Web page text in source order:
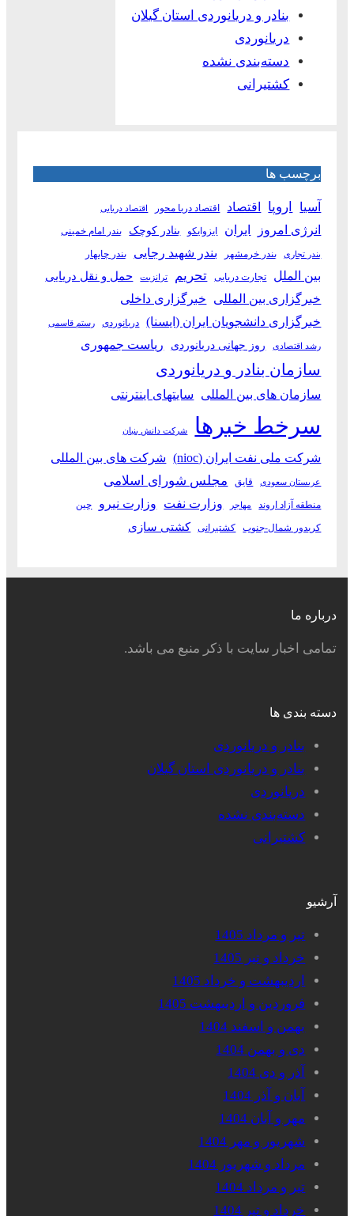
بنادر و دریانوردی استان گیلان
دریانوردی
دسته‌بندی نشده
کشتیرانی
برچسب ها
آسیا اروپا اقتصاد اقتصاد دریا محور اقتصاد دریایی
انرژی امروز ایران ایزوایکو بنادر کوچک بندر امام خمینی
بندر تجاری بندر خرمشهر بندر شهید رجایی بندر چابهار
بین الملل تجارت دریایی تحریم ترانزیت حمل و نقل دریایی
خبرگزاری بین المللی خبرگزاری داخلی
خبرگزاری دانشجویان ایران (ایسنا)
دریانوردی رستم قاسمی
رشد اقتصادی روز جهانی دریانوردی ریاست جمهوری
سازمان بنادر و دریانوردی
سازمان های بین المللی سایتهای اینترنتی
سرخط خبرها شرکت دانش بنیان
شرکت ملی نفت ایران (nioc) شرکت های بین المللی
عربستان سعودی قایق مجلس شورای اسلامی
منطقه آزاد اروند مهاجر وزارت نفت وزارت نیرو چین
کریدور شمال-جنوب کشتیرانی کشتی سازی
درباره ما
تمامی اخبار سایت با ذکر منبع می باشد.
دسته بندی ها
بنادر و دریانوردی
بنادر و دریانوردی استان گیلان
دریانوردی
دسته‌بندی نشده
کشتیرانی
آرشیو
تیر و مرداد 1405
خرداد و تیر 1405
اردیبهشت و خرداد 1405
فروردین و اردیبهشت 1405
بهمن و اسفند 1404
دی و بهمن 1404
آذر و دی 1404
آبان و آذر 1404
مهر و آبان 1404
شهریور و مهر 1404
مرداد و شهریور 1404
تیر و مرداد 1404
خرداد و تیر 1404